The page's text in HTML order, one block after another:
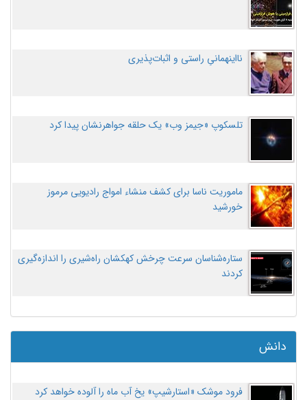
نااینهمانیِ راستی و اثبات‌پذیری
تلسکوپ «جیمز وب» یک حلقه جواهرنشان پیدا کرد
ماموریت ناسا برای کشف منشاء امواج رادیویی مرموز
خورشید
ستاره‌شناسان سرعت چرخش کهکشان راه‌شیری را اندازه‌گیری
کردند
دانش
فرود موشک «استارشیپ» یخ آب ماه را آلوده خواهد کرد